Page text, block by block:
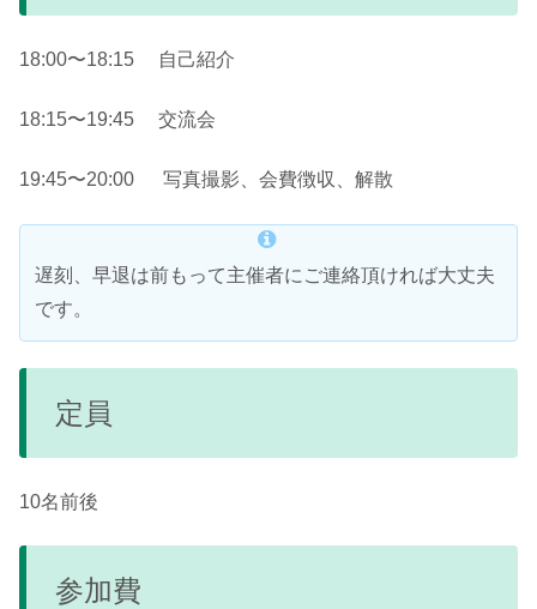
18:00〜18:15 自己紹介
18:15〜19:45 交流会
19:45〜20:00 写真撮影、会費徴収、解散
遅刻、早退は前もって主催者にご連絡頂ければ大丈夫
です。
定員
10名前後
参加費